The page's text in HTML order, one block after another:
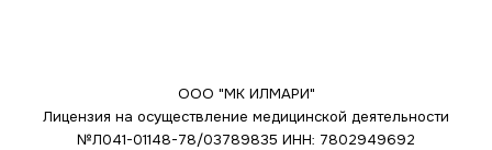
ООО "МК ИЛМАРИ"
Лицензия на осуществление медицинской деятельности
№Л041-01148-78/03789835 ИНН: 7802949692